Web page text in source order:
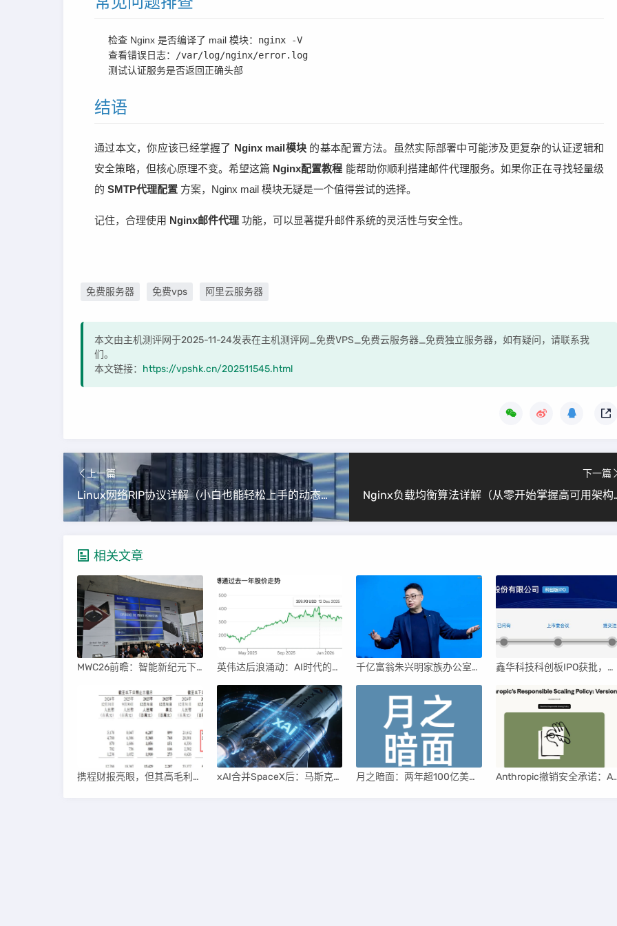
检查 Nginx 是否编译了 mail 模块： nginx -V
查看错误日志： /var/log/nginx/error.log
测试认证服务是否返回正确头部
结语
通过本文，你应该已经掌握了 Nginx mail模块 的基本配置方法。虽然实际部署中可能涉及更复杂的认证逻辑和
安全策略，但核心原理不变。希望这篇 Nginx配置教程 能帮助你顺利搭建邮件代理服务。如果你正在寻找轻量级
的 SMTP代理配置 方案，Nginx mail 模块无疑是一个值得尝试的选择。
记住，合理使用 Nginx邮件代理 功能，可以显著提升邮件系统的灵活性与安全性。
免费服务器 免费vps 阿里云服务器
本文由主机测评网于2025-11-24发表在主机测评网_免费VPS_免费云服务器_免费独立服务器，如有疑问，请联系我
们。
本文链接： https://vpshk.cn/202511545.html
上一篇
Linux网络RIP协议详解（小白也能轻松上手的动态路由入门教程）
下一篇
Nginx负载均衡算法
相关文章
MWC26前瞻：智能新纪元下的科技盛宴 英伟达后浪涌动：AI时代的新王者与隐忧 千亿富翁朱兴明家族办公室进军VC圈 鑫华科技科创板IPO获批，领跑国内半导体材料市场
携程财报亮眼，但其高毛利引发行业争议 xAI合并SpaceX后：马斯克直接介入，团队压力激增 月之暗面：两年超100亿美元估值，K2.5引领AI新纪元 Anthropic撤销安全承诺